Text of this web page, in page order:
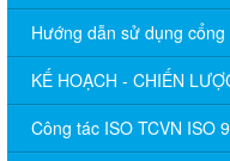
Hướng dẫn sử dụng cổng
KẾ HOẠCH - CHIẾN
Công tác ISO TCVN ISO